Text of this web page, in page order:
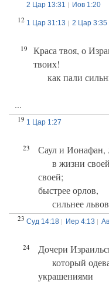
2 Цар 13:31
Иов 1:20
12 1 Цар 31:13 2 Цар 3:35
19
Краса твоя, о
твоих!
как пали
...
19 1 Цар 1:27
23
Саул и Ионафан,
в жизни
своей;
быстрее орлов,
сильнее львов
23 Суд 14:18 Иер 4:13
24
Дочери
который
украшениями